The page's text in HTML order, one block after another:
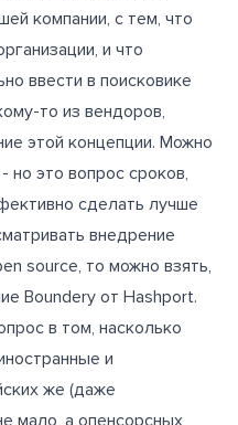
компании, с тем, что
и что
ввести в поисковике
то из вендоров,
этой концепции. Можно
но это вопрос сроков,
сделать лучше
внедрение
source, то можно взять,
Boundery от Hashport.
в том, насколько
и
же (даже
мало, а опенсорсных